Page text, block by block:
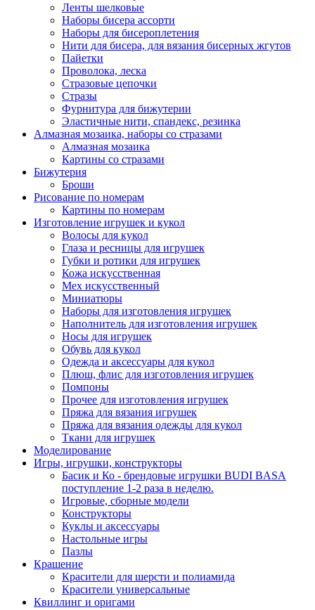
Ленты шелковые
Наборы бисера ассорти
Наборы для бисероплетения
Нити для бисера, для вязания бисерных жгутов
Пайетки
Проволока, леска
Стразовые цепочки
Стразы
Фурнитура для бижутерии
Эластичные нити, спандекс, резинка
Алмазная мозаика, наборы со стразами
Алмазная мозаика
Картины co стразами
Бижутерия
Броши
Рисование по номерам
Картины по номерам
Изготовление игрушек и кукол
Волосы для кукол
Глаза и ресницы для игрушек
Губки и ротики для игрушек
Кожа искусственная
Мех искусственный
Миниатюры
Наборы для изготовления игрушек
Наполнитель для изготовления игрушек
Носы для игрушек
Обувь для кукол
Одежда и аксессуары для кукол
Плюш, флис для изготовления игрушек
Помпоны
Прочее для изготовления игрушек
Пряжа для вязания игрушек
Пряжа для вязания одежды для кукол
Ткани для игрушек
Моделирование
Игры, игрушки, конструкторы
Басик и Ко - брендовые игрушки BUDI BASA
поступление 1-2 раза в неделю.
Игровые, сборные модели
Конструкторы
Куклы и аксессуары
Настольные игры
Пазлы
Крашение
Красители для шерсти и полиамида
Красители универсальные
Квиллинг и оригами